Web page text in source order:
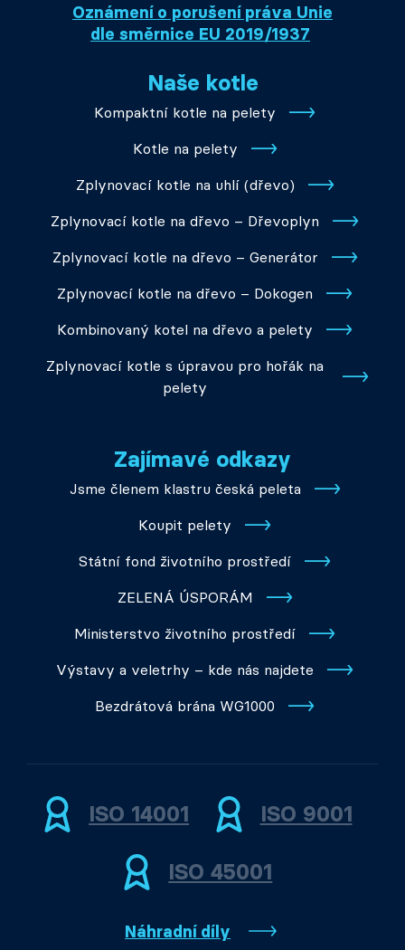
Oznámení o porušení práva Unie
dle směrnice EU 2019/1937
Naše kotle
Kompaktní kotle na pelety
Kotle na pelety
Zplynovací kotle na uhlí (dřevo)
Zplynovací kotle na dřevo – Dřevoplyn
Zplynovací kotle na dřevo – Generátor
Zplynovací kotle na dřevo – Dokogen
Kombinovaný kotel na dřevo a pelety
Zplynovací kotle s úpravou pro hořák na
pelety
Zajímavé odkazy
Jsme členem klastru česká peleta
Koupit pelety
Státní fond životního prostředí
ZELENÁ ÚSPORÁM
Ministerstvo životního prostředí
Výstavy a veletrhy – kde nás najdete
Bezdrátová brána WG1000
ISO 14001 ISO 9001
ISO 45001
Náhradní díly